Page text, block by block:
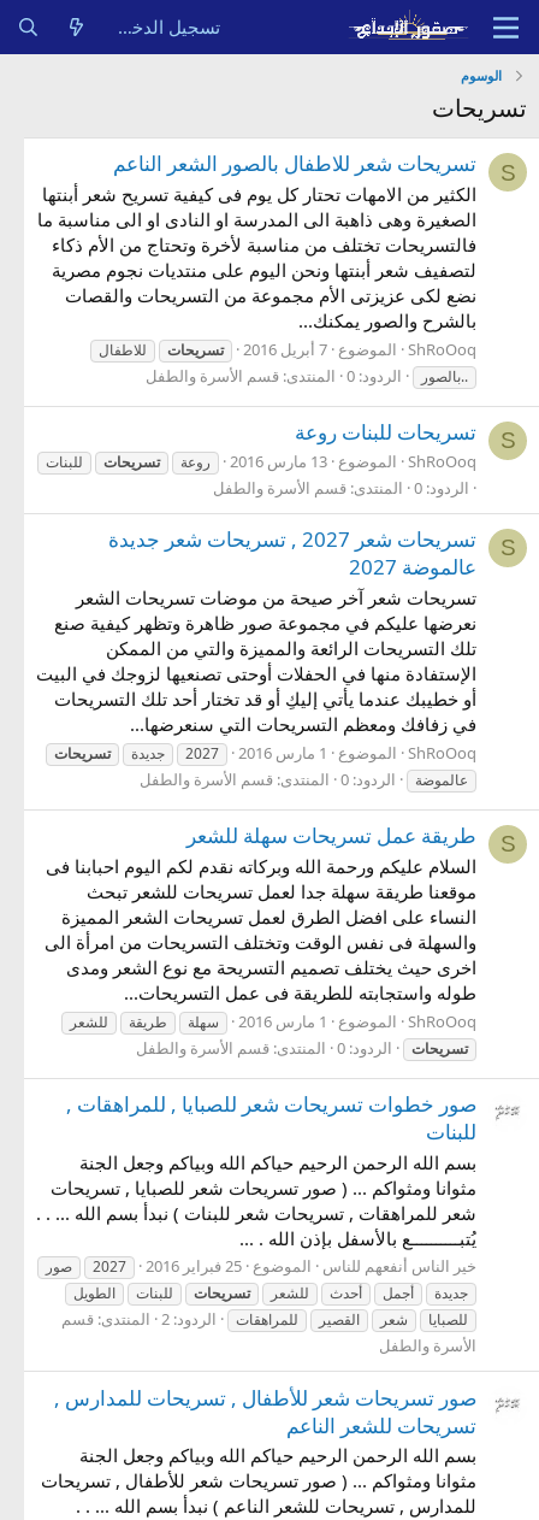
تسجيل الدخول
الوسوم
تسريحات
S تسريحات شعر للاطفال بالصور الشعر الناعم
الكثير من الامهات تحتار كل يوم فى كيفية تسريح شعر أبنتها
الصغيرة وهى ذاهبة الى المدرسة او النادى او الى مناسبة ما
فالتسريحات تختلف من مناسبة لأخرة وتحتاج من الأم ذكاء
لتصفيف شعر أبنتها ونحن اليوم على منتديات نجوم مصرية
نضع لكى عزيزتى الأم مجموعة من التسريحات والقصات
بالشرح والصور يمكنك...
ShRoOoq الموضوع 7 أبريل 2016 تسريحات
للاطفال
..بالصور
الردود: 0 المنتدى: قسم الأسرة والطفل
S تسريحات للبنات روعة
ShRoOoq الموضوع 13 مارس 2016 روعة تسريحات للبنات
الردود: 0 المنتدى: قسم الأسرة والطفل
S
تسريحات شعر 2027 , تسريحات شعر جديدة
عالموضة 2027
تسريحات شعر آخر صيحة من موضات تسريحات الشعر
نعرضها عليكم في مجموعة صور ظاهرة وتظهر كيفية صنع
تلك التسريحات الرائعة والمميزة والتي من الممكن
الإستفادة منها في الحفلات أوحتى تصنعيها لزوجك في البيت
أو خطيبك عندما يأتي إليكِ أو قد تختار أحد تلك التسريحات
في زفافك ومعظم التسريحات التي سنعرضها...
ShRoOoq الموضوع 1 مارس 2016 2027 جديدة
تسريحات
عالموضة
الردود: 0 المنتدى: قسم الأسرة والطفل
S طريقة عمل تسريحات سهلة للشعر
السلام عليكم ورحمة الله وبركاته نقدم لكم اليوم احبابنا فى
موقعنا طريقة سهلة جدا لعمل تسريحات للشعر تبحث
النساء على افضل الطرق لعمل تسريحات الشعر المميزة
والسهلة فى نفس الوقت وتختلف التسريحات من امرأة الى
اخرى حيث يختلف تصميم التسريحة مع نوع الشعر ومدى
طوله واستجابته للطريقة فى عمل التسريحات...
ShRoOoq الموضوع 1 مارس 2016 سهلة طريقة
للشعر
تسريحات
الردود: 0 المنتدى: قسم الأسرة والطفل
صور خطوات تسريحات شعر للصبايا , للمراهقات ,
للبنات
بسم الله الرحمن الرحيم حياكم الله وبياكم وجعل الجنة
مثوانا ومثواكم ... ( صور تسريحات شعر للصبايا , تسريحات
شعر للمراهقات , تسريحات شعر للبنات ) نبدأ بسم الله ... . .
يُتبــــــــــع بالأسفل بإذن الله . ...
خير الناس أنفعهم للناس الموضوع 25 فبراير 2016 2027
صور
جديدة
أجمل أحدث للشعر تسريحات للبنات
الطويل
للصبايا
شعر القصير للمراهقات الردود: 2 المنتدى: قسم
الأسرة والطفل
صور تسريحات شعر للأطفال , تسريحات للمدارس ,
تسريحات للشعر الناعم
بسم الله الرحمن الرحيم حياكم الله وبياكم وجعل الجنة
مثوانا ومثواكم ... ( صور تسريحات شعر للأطفال , تسريحات
للمدارس , تسريحات للشعر الناعم ) نبدأ بسم الله ... . .